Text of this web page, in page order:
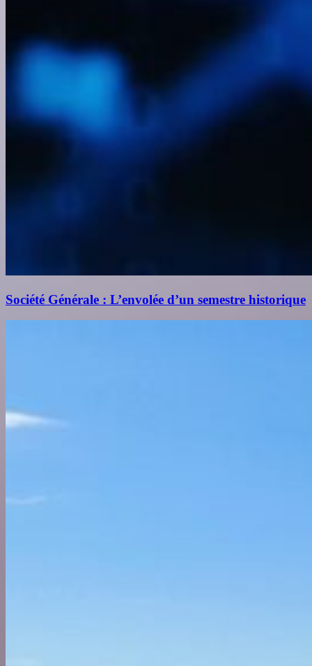
Société Générale : L’envolée d’un semestre historique